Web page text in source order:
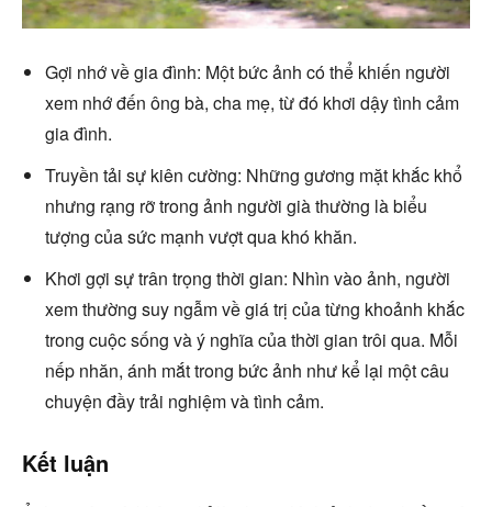
Gợi nhớ về gia đình: Một bức ảnh có thể khiến người
xem nhớ đến ông bà, cha mẹ, từ đó khơi dậy tình cảm
gia đình.
Truyền tải sự kiên cường: Những gương mặt khắc khổ
nhưng rạng rỡ trong ảnh người già thường là biểu
tượng của sức mạnh vượt qua khó khăn.
Khơi gợi sự trân trọng thời gian: Nhìn vào ảnh, người
xem thường suy ngẫm về giá trị của từng khoảnh khắc
trong cuộc sống và ý nghĩa của thời gian trôi qua. Mỗi
nếp nhăn, ánh mắt trong bức ảnh như kể lại một câu
chuyện đầy trải nghiệm và tình cảm.
Kết luận